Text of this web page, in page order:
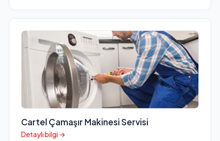
Cartel Çamaşır Makinesi Servisi
Detaylı bilgi →